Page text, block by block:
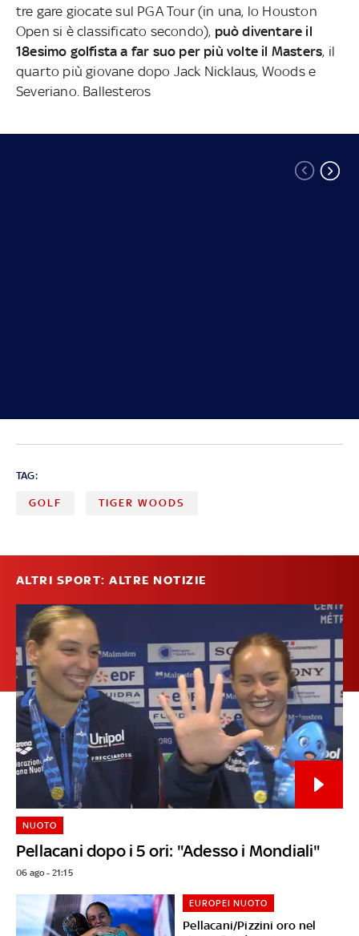
tre gare giocate sul PGA Tour (in una, lo Houston
Open si è classificato secondo), può diventare il
18esimo golfista a far suo per più volte il Masters, il
quarto più giovane dopo Jack Nicklaus, Woods e
Severiano. Ballesteros
TAG:
GOLF TIGER WOODS
ALTRI SPORT: ALTRE NOTIZIE
Pellacani dopo i 5 ori: "Adesso i Mondiali"
NUOTO
06 ago - 21:15
Pellacani/Pizzini oro nel
EUROPEI NUOTO